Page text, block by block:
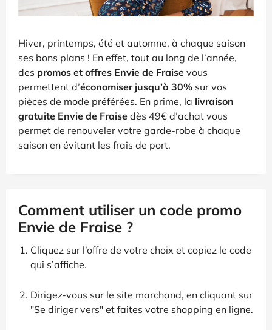
Hiver, printemps, été et automne, à chaque saison
ses bons plans ! En effet, tout au long de l’année,
des promos et offres Envie de Fraise vous
permettent d’économiser jusqu’à 30% sur vos
pièces de mode préférées. En prime, la livraison
gratuite Envie de Fraise dès 49€ d’achat vous
permet de renouveler votre garde-robe à chaque
saison en évitant les frais de port.
Comment utiliser un code promo
Envie de Fraise ?
Cliquez sur l’offre de votre choix et copiez le code
qui s’affiche.
Dirigez-vous sur le site marchand, en cliquant sur
"Se diriger vers" et faites votre shopping en ligne.